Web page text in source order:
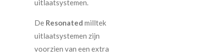
uitlaatsystemen.
De Resonated milltek
uitlaatsystemen zijn
voorzien van een extra